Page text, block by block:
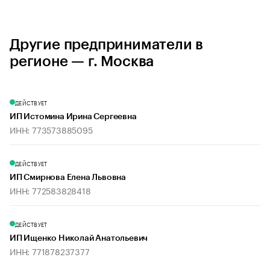
Другие предприниматели в
регионе — г. Москва
ДЕЙСТВУЕТ
ИП Истомина Ирина Сергеевна
ИНН: 773573885095
ДЕЙСТВУЕТ
ИП Смирнова Елена Львовна
ИНН: 772583828418
ДЕЙСТВУЕТ
ИП Ищенко Николай Анатольевич
ИНН: 771878237377